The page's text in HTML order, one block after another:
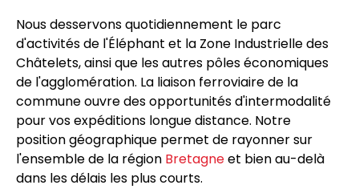
Nous desservons quotidiennement le parc
d'activités de l'Éléphant et la Zone Industrielle des
Châtelets, ainsi que les autres pôles économiques
de l'agglomération. La liaison ferroviaire de la
commune ouvre des opportunités d'intermodalité
pour vos expéditions longue distance. Notre
position géographique permet de rayonner sur
l'ensemble de la région Bretagneet bien au-delà
dans les délais les plus courts.